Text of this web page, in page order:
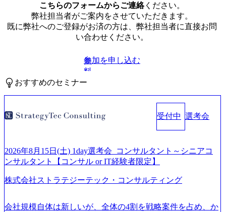
こちらのフォームからご連絡ください。
弊社担当者がご案内をさせていただきます。
既に弊社へのご登録がお済の方は、弊社担当者に直接お問
い合わせください。
無
料
参加を申し込む
おすすめのセミナー
受付中 選考会
2026年8月15日(土) 1day選考会_コンサルタント～シニアコ
ンサルタント【コンサル or IT経験者限定】
株式会社ストラテジーテック・コンサルティング
会社規模自体は新しいが、全体の4割を戦略案件を占め、か